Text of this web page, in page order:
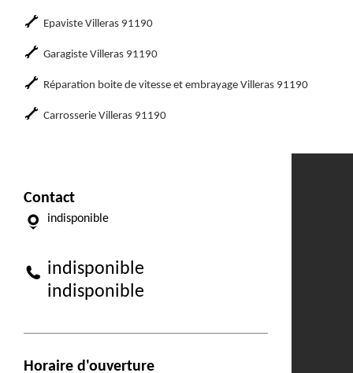
Epaviste Villeras 91190
Garagiste Villeras 91190
Réparation boite de vitesse et embrayage Villeras 91190
Carrosserie Villeras 91190
Contact
indisponible
indisponible
indisponible
Horaire d'ouverture